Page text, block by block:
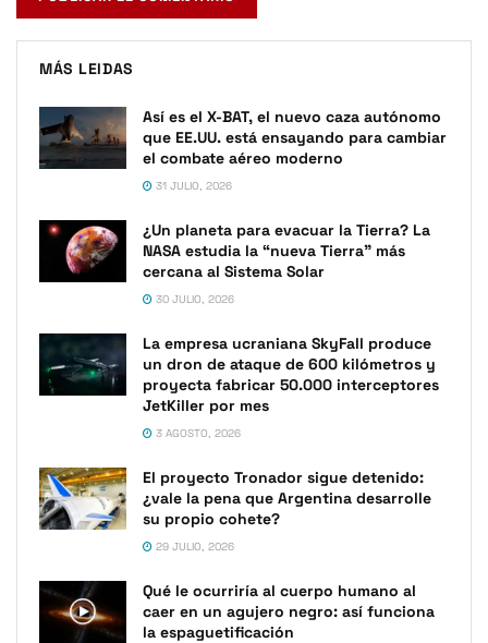
MÁS LEIDAS
Así es el X-BAT, el nuevo caza autónomo
que EE.UU. está ensayando para cambiar
el combate aéreo moderno
31 JULIO, 2026
¿Un planeta para evacuar la Tierra? La
NASA estudia la “nueva Tierra” más
cercana al Sistema Solar
30 JULIO, 2026
La empresa ucraniana SkyFall produce
un dron de ataque de 600 kilómetros y
proyecta fabricar 50.000 interceptores
JetKiller por mes
3 AGOSTO, 2026
El proyecto Tronador sigue detenido:
¿vale la pena que Argentina desarrolle
su propio cohete?
29 JULIO, 2026
Qué le ocurriría al cuerpo humano al
caer en un agujero negro: así funciona
la espaguetificación